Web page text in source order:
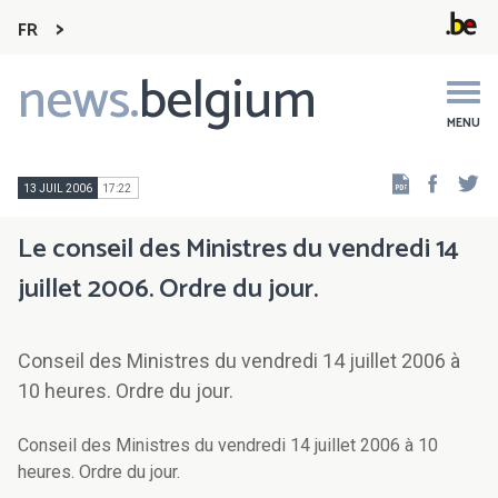
FR
news.belgium MENU
Main
navigation
13 JUIL 2006 17:22
Le conseil des Ministres du vendredi 14
juillet 2006. Ordre du jour.
Conseil des Ministres du vendredi 14 juillet 2006 à
10 heures. Ordre du jour.
Conseil des Ministres du vendredi 14 juillet 2006 à 10
heures. Ordre du jour.